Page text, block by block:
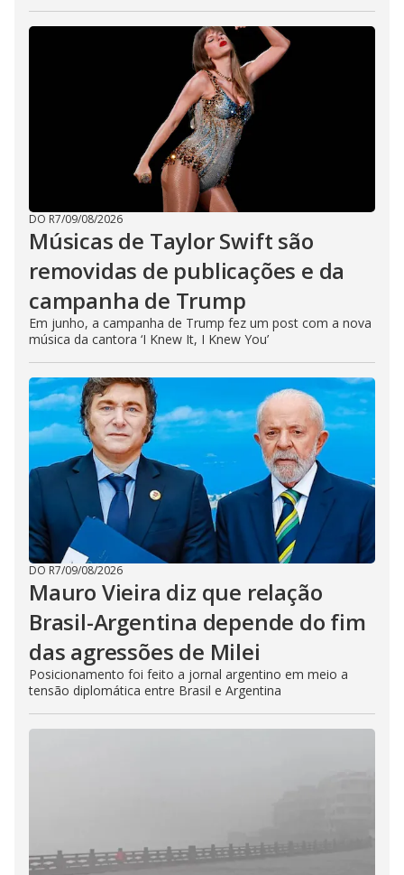
DO R7/09/08/2026
Músicas de Taylor Swift são
removidas de publicações e da
campanha de Trump
Em junho, a campanha de Trump fez um post com a nova
música da cantora ‘I Knew It, I Knew You’
DO R7/09/08/2026
Mauro Vieira diz que relação
Brasil-Argentina depende do fim
das agressões de Milei
Posicionamento foi feito a jornal argentino em meio a
tensão diplomática entre Brasil e Argentina